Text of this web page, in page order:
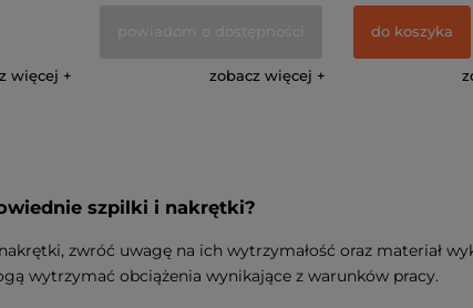
więcej zobacz więcej
do koszyka
szpilki i nakrętki?
zwróć uwagę na ich wytrzymałość oraz materiał
wytrzymać obciążenia wynikające z warunków pracy.